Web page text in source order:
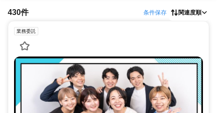
430件 条件保存 関連度順
業務委託